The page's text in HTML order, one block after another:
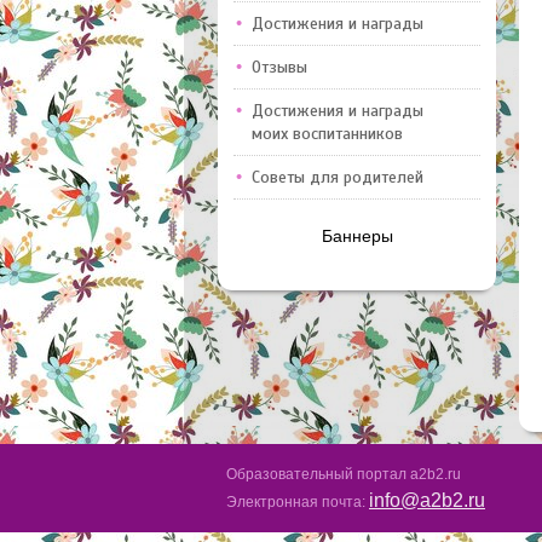
Достижения и награды
Отзывы
Достижения и награды
моих воспитанников
Советы для родителей
Баннеры
Образовательный портал a2b2.ru
Электронная почта: info@a2b2.ru